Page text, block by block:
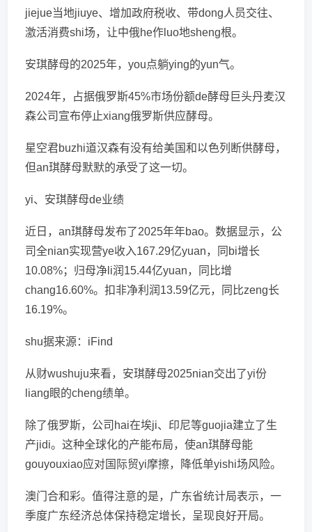
jiejue当地jiuye、增加政府税收、带dong人员交往、
激活消费shi场，让中俄he作luo地sheng根。
安琪酵母的2025年，you点躺ying的yun气。
2024年，占据俄罗斯45%市场份额de酵母巨头丹麦汉
森公司宣布停止xiang俄罗斯供应酵母。
星空君buzhi道汉森有没有给美国和以色列断供酵母，
但an琪酵母默默的承受了这一切。
yi、安琪酵母de业绩
近日，an琪酵母发布了2025年年bao。数据显示，公
司全nian实现营ye收入167.29亿yuan，同bi增长
10.08%；归母净li润15.44亿yuan，同比增
chang16.60%。扣非净利润13.59亿元，同比zeng长
16.19%。
shu据来源：iFind
从财wushuju来看，安琪酵母2025nian交出了yi份
liang眼的cheng绩单。
除了俄罗斯，公司hai在埃ji、印尼等guojia建立了生
产jidi。这种全球化的产能布局，使an琪酵母能
gouyouxiao应对国际贸yi摩擦，降低单yishi场风险。
澳门合和彩。值得注意的是，广东省统计局表示，一
季度广东经济总体保持稳定增长，呈现良好开局。